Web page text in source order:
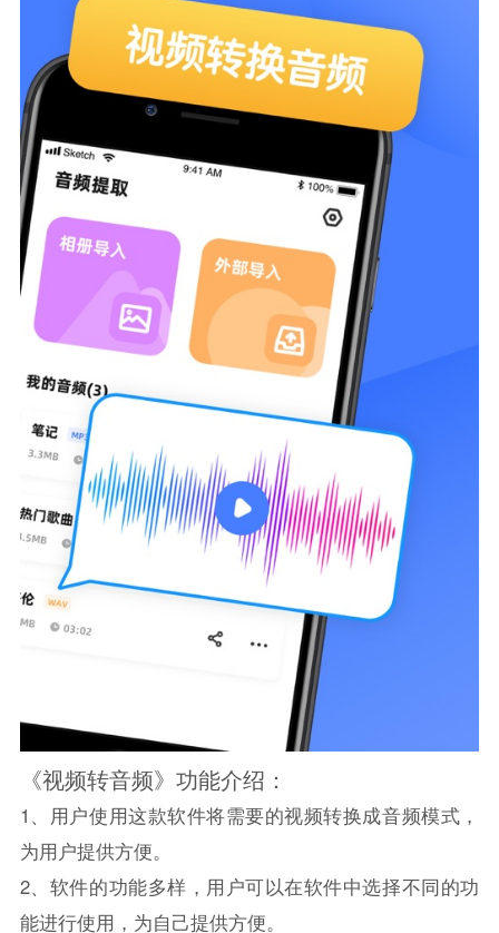
《视频转音频》功能介绍：
1、用户使用这款软件将需要的视频转换成音频模式，
为用户提供方便。
2、软件的功能多样，用户可以在软件中选择不同的功
能进行使用，为自己提供方便。